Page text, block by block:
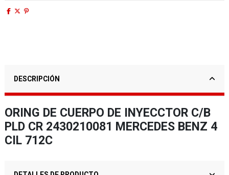
DESCRIPCIÓN
ORING DE CUERPO DE INYECCTOR C/B
PLD CR 2430210081 MERCEDES BENZ 4
CIL 712C